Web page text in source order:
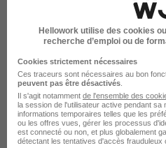
L'emploi par
Compiègne dans
Culture
Emploi Coordinateur
Emploi Directeur de
Hellowork utilise des cookies
recherche d’emploi ou de
Cookies strictement nécessaires
Ces traceurs sont nécessaires au bon
peuvent pas être désactivés
Il s'agit notamment de l'ensemble des
la session de l'utilisateur active pendant
informations temporaires telles que les
ou les offres vues, gérer les processus
est connecté ou non, et plus globalement
détectant les tentatives d'accès frauduleux